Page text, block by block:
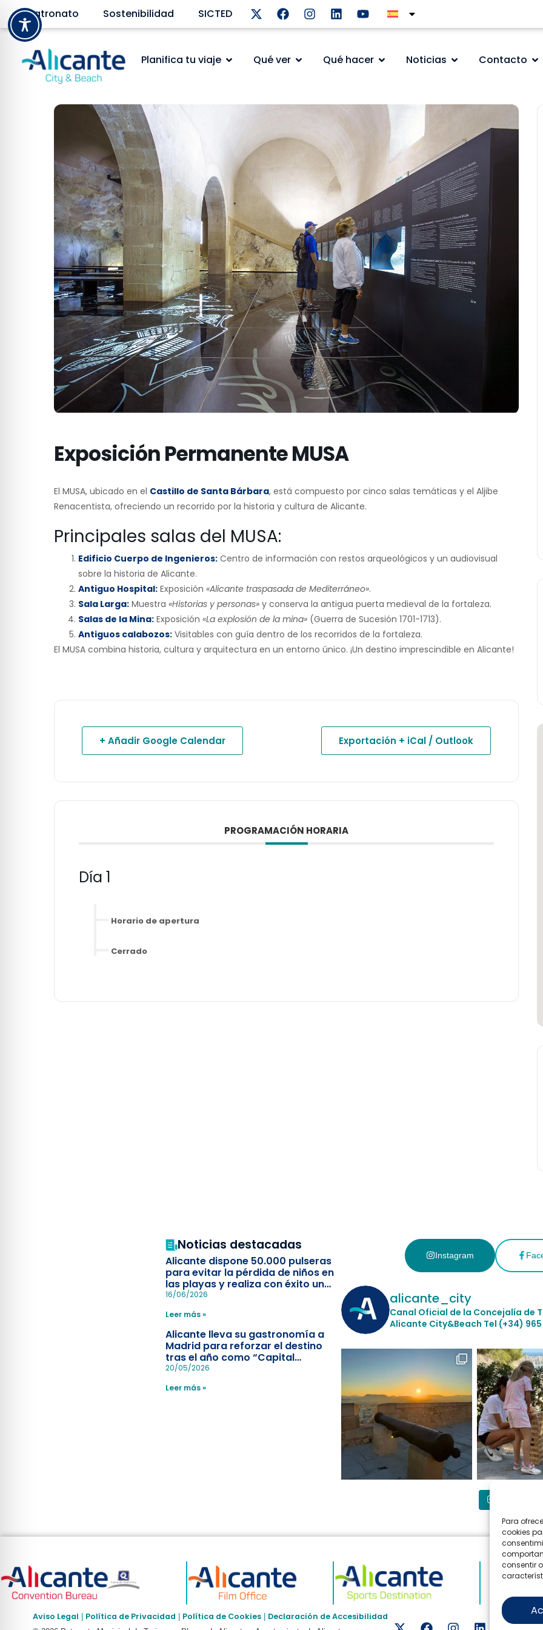
Para
cookies
consentir
Patronato Sostenibilidad SICTED
Planifica tu viaje Qué ver Qué hacer Noticias Contacto
Exposición Permanente MUSA
El MUSA, ubicado en el Castillo de Santa Bárbara, está compuesto por cinco salas temáticas y el Aljibe
Renacentista, ofreciendo un recorrido por la historia y cultura de Alicante.
Principales salas del MUSA:
Edificio Cuerpo de Ingenieros: Centro de información con restos arqueológicos y un audiovisual
sobre la historia de Alicante.
Antiguo Hospital: Exposición «Alicante traspasada de Mediterráneo».
Sala Larga: Muestra «Historias y personas» y conserva la antigua puerta medieval de la fortaleza.
Salas de la Mina: Exposición «La explosión de la mina» (Guerra de Sucesión 1701-1713).
Antiguos calabozos: Visitables con guía dentro de los recorridos de la fortaleza.
El MUSA combina historia, cultura y arquitectura en un entorno único. ¡Un destino imprescindible en Alicante!
+ Añadir Google Calendar Exportación + iCal / Outlook
PROGRAMACIÓN HORARIA
Día 1
Horario de apertura
Cerrado
Noticias destacadas
Alicante dispone 50.000 pulseras
para evitar la pérdida de niños en
las playas y realiza con éxito un
simulacro de socorrismo
16/06/2026
Leer más »
Alicante lleva su gastronomía a
Madrid para reforzar el destino
tras el año como “Capital
Española”
20/05/2026
Leer más »
Instagram
alicante_city
Canal Oficial de la Concejalía de
Alicante City&Beach Tel (+34) 965
Aviso Legal | Política de Privacidad | Política de Cookies| Declaración de Accesibilidad